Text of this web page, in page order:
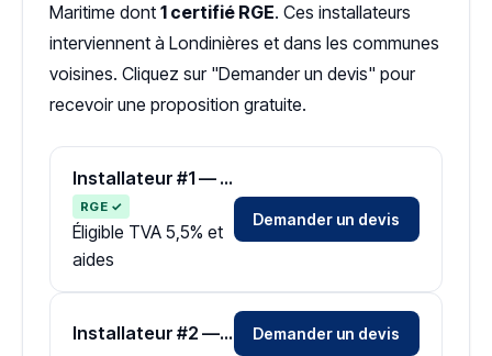
Maritime dont 1 certifié RGE. Ces installateurs
interviennent à Londinières et dans les communes
voisines. Cliquez sur "Demander un devis" pour
recevoir une proposition gratuite.
Installateur #1 — Zone Seine-Maritime
RGE ✓
Éligible TVA 5,5% et
aides
Demander un devis
Installateur #2 — Zone Seine-Maritime Demander un devis